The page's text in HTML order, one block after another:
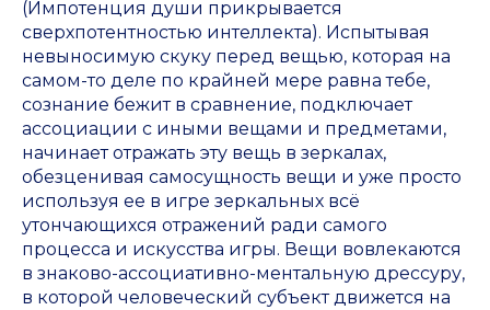
(Импотенция души прикрывается
сверхпотентностью интеллекта). Испытывая
невыносимую скуку перед вещью, которая на
самом-то деле по крайней мере равна тебе,
сознание бежит в сравнение, подключает
ассоциации с иными вещами и предметами,
начинает отражать эту вещь в зеркалах,
обезценивая самосущность вещи и уже просто
используя ее в игре зеркальных всё
утончающихся отражений ради самого
процесса и искусства игры. Вещи вовлекаются
в знаково-ассоциативно-ментальную дрессуру,
в которой человеческий субъект движется на